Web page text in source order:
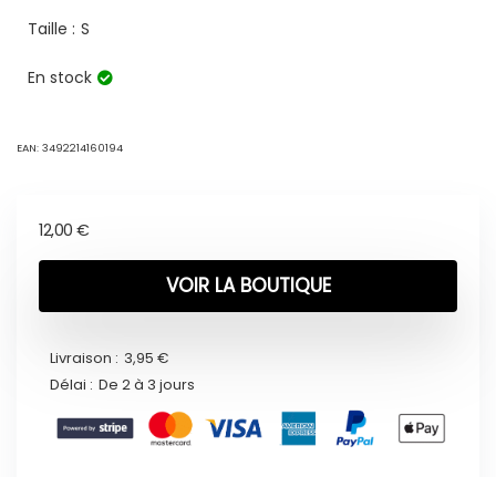
Taille : S
En stock
EAN: 3492214160194
12,00 €
VOIR LA BOUTIQUE
Livraison : 3,95 €
Délai : De 2 à 3 jours